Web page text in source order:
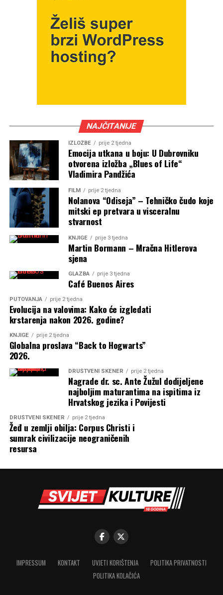
NAJČITANIJE
IZLOŽBE prije 2 tjedna
Emocija utkana u boju: U Dubrovniku
otvorena izložba „Blues of Life“
Vladimira Pandžića
FILM prije 2 tjedna
Nolanova “Odiseja” – Tehničko čudo koje
mitski ep pretvara u visceralnu
stvarnost
KNJIGE prije 3 tjedna
Martin Bormann – Mračna Hitlerova
sjena
GLAZBA prije 3 tjedna
Café Buenos Aires
PUTOVANJA prije 2 tjedna
Evolucija na valovima: Kako će izgledati
krstarenja nakon 2026. godine?
KNJIGE prije 2 tjedna
Globalna proslava “Back to Hogwarts”
2026.
DRUŠTVENI SKENER prije 2 tjedna
Nagrade dr. sc. Ante Žužul dodijeljene
najboljim maturantima na ispitima iz
Hrvatskog jezika i Povijesti
DRUŠTVENI SKENER prije 2 tjedna
Žeđ u zemlji obilja: Corpus Christi i
sumrak civilizacije neograničenih
resursa
IMPRESSUM KONTAKT UVJETI KORIŠTENJA
POLITIKA PRIVATNOSTI
POLITIKA KOLAČIĆA